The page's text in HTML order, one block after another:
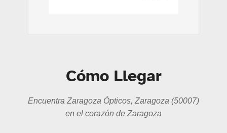
Cómo Llegar
Encuentra Zaragoza Ópticos, Zaragoza (50007)
en el corazón de Zaragoza